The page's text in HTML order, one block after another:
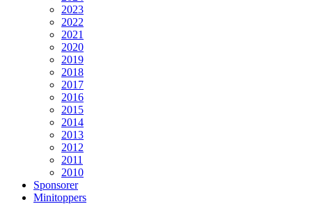
2023
2022
2021
2020
2019
2018
2017
2016
2015
2014
2013
2012
2011
2010
Sponsorer
Minitoppers